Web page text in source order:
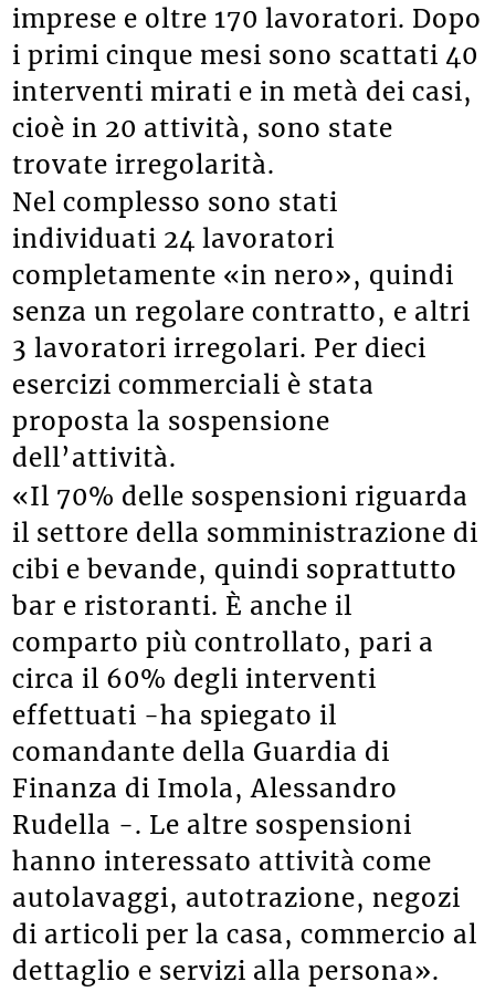
imprese e oltre 170 lavoratori. Dopo
i primi cinque mesi sono scattati 40
interventi mirati e in metà dei casi,
cioè in 20 attività, sono state
trovate irregolarità.
Nel complesso sono stati
individuati 24 lavoratori
completamente «in nero», quindi
senza un regolare contratto, e altri
3 lavoratori irregolari. Per dieci
esercizi commerciali è stata
proposta la sospensione
dell’attività.
«Il 70% delle sospensioni riguarda
il settore della somministrazione di
cibi e bevande, quindi soprattutto
bar e ristoranti. È anche il
comparto più controllato, pari a
circa il 60% degli interventi
effettuati -ha spiegato il
comandante della Guardia di
Finanza di Imola, Alessandro
Rudella -. Le altre sospensioni
hanno interessato attività come
autolavaggi, autotrazione, negozi
di articoli per la casa, commercio al
dettaglio e servizi alla persona».